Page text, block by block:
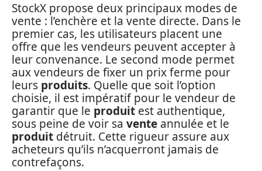
StockX propose deux principaux modes de
vente : l’enchère et la vente directe. Dans le
premier cas, les utilisateurs placent une
offre que les vendeurs peuvent accepter à
leur convenance. Le second mode permet
aux vendeurs de fixer un prix ferme pour
leurs produits. Quelle que soit l’option
choisie, il est impératif pour le vendeur de
garantir que le produit est authentique,
sous peine de voir sa vente annulée et le
produit détruit. Cette rigueur assure aux
acheteurs qu’ils n’acquerront jamais de
contrefaçons.